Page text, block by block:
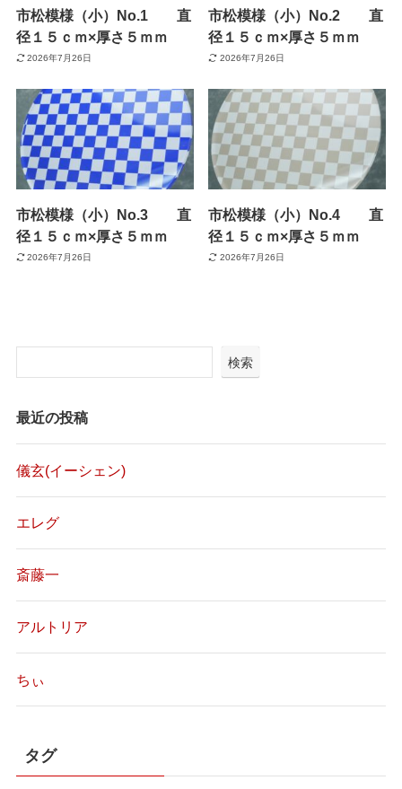
市松模様（小）No.1 直
径１５ｃｍ×厚さ５ｍｍ
2026年7月26日
市松模様（小）No.2 直
径１５ｃｍ×厚さ５ｍｍ
2026年7月26日
市松模様（小）No.3 直
径１５ｃｍ×厚さ５ｍｍ
2026年7月26日
市松模様（小）No.4 直
径１５ｃｍ×厚さ５ｍｍ
2026年7月26日
検索
最近の投稿
儀玄(イーシェン)
エレグ
斎藤一
アルトリア
ちぃ
タグ